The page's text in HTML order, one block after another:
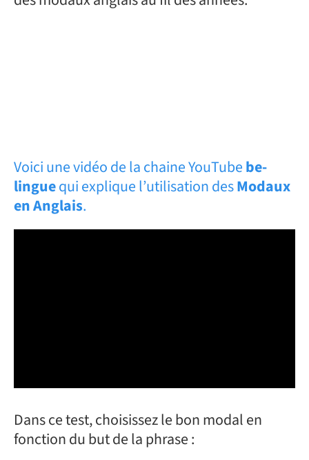
Voici une vidéo de la chaine YouTubebe-
linguequi explique l’utilisation desModaux
en Anglais.
Dans ce test, choisissez le bon modal en
fonction du but de la phrase :